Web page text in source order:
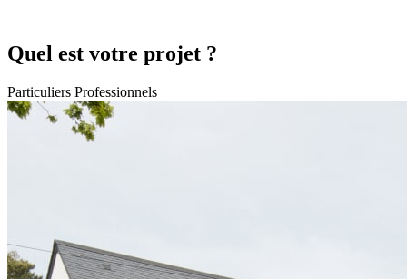
Quel est votre projet ?
Particuliers Professionnels